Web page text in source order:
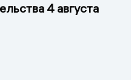
4 августа